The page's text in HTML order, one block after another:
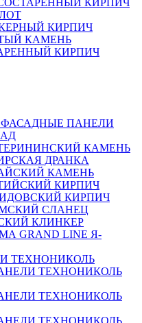
СОСТАРЕННЫЙ КИРПИЧ
КИРПИЧ
КАМЕНЬ
КИРПИЧ
ФАСАДНЫЕ ПАНЕЛИ
КАМЕНЬ
ДРАНКА
КАМЕНЬ
КИРПИЧ
КИРПИЧ
СЛАНЕЦ
КЛИНКЕР
GRAND LINE Я-
ТЕХНОНИКОЛЬ
ТЕХНОНИКОЛЬ
ТЕХНОНИКОЛЬ
ТЕХНОНИКОЛЬ